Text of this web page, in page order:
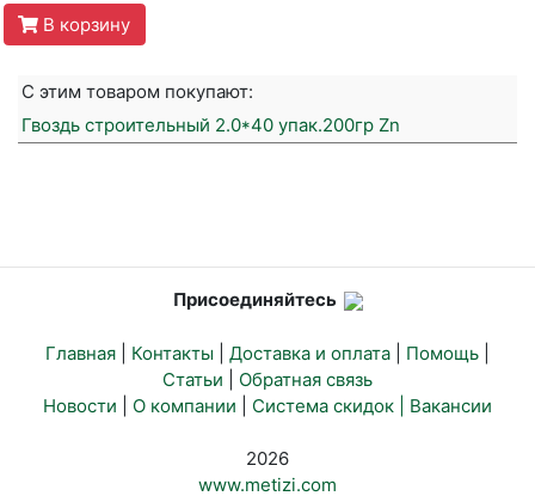
В корзину
С этим товаром покупают:
Гвоздь строительный 2.0*40 упак.200гр Zn
Присоединяйтесь
Главная Контакты Доставка и оплата Помощь
Статьи
Обратная связь
Новости
О компании Система скидок | Вакансии
2026
www.metizi.com